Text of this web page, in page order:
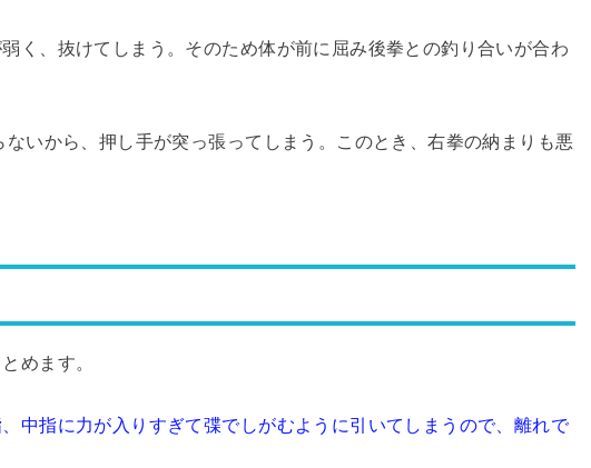
く、抜けてしまう。そのため体が前に屈み後拳との釣り合いが合わ
いから、押し手が突っ張ってしまう。このとき、右拳の納まりも悪
めます。
に力が入りすぎて弽でしがむように引いてしまうので、離れで
になってし